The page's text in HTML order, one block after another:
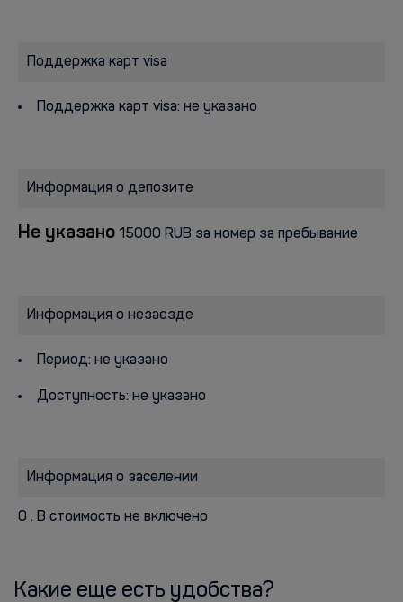
Поддержка карт visa
Поддержка карт visa: не указано
Информация о депозите
Не указано 15000 RUB за номер за пребывание
Информация о незаезде
Период: не указано
Доступность: не указано
Информация о заселении
0 . В стоимость не включено
Какие еще есть удобства?